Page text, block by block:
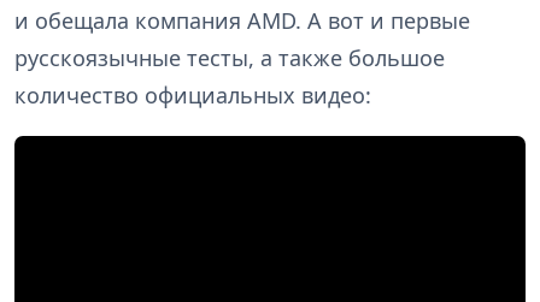
и обещала компания AMD. А вот и первые
русскоязычные тесты, а также большое
количество официальных видео: